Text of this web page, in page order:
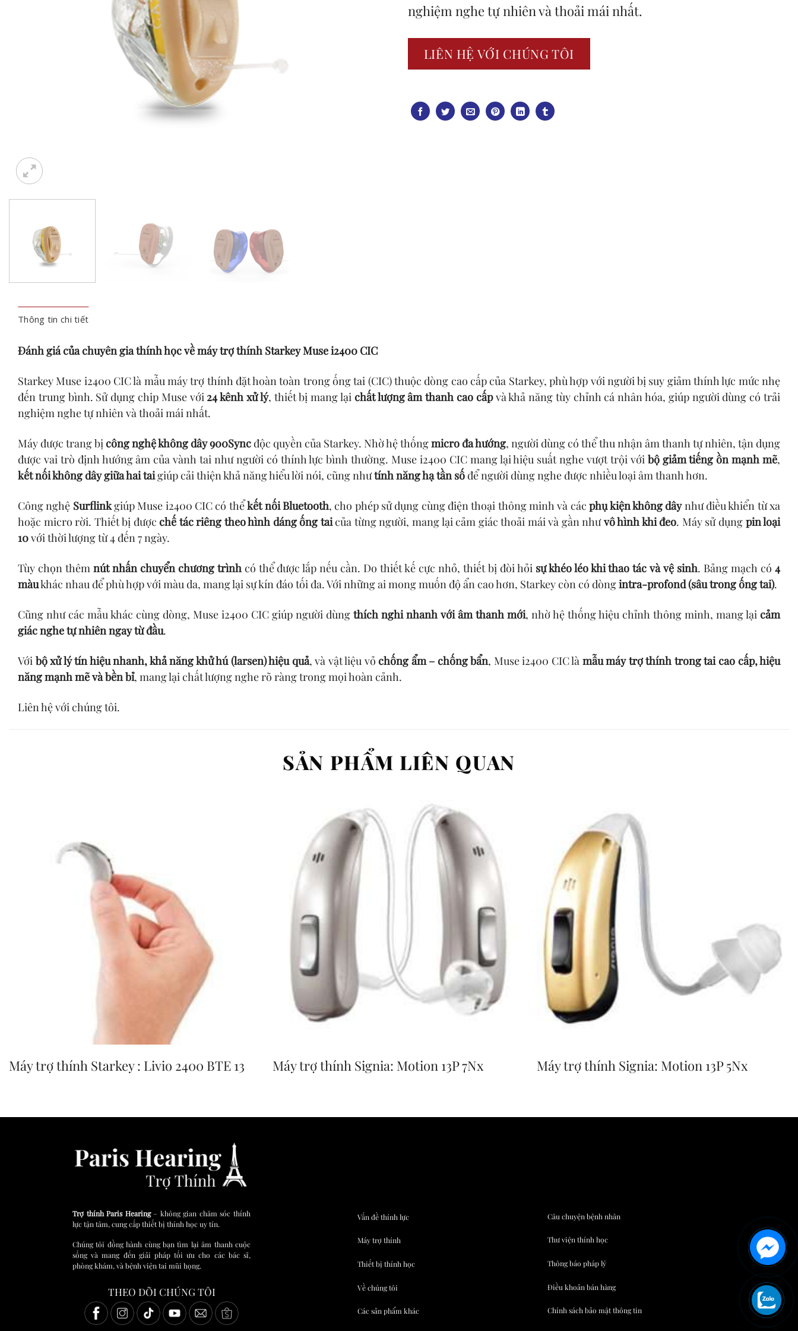
nghiệm nghe tự nhiên và thoải mái nhất.
LIÊN HỆ VỚI CHÚNG TÔI
Thông tin chi tiết
Đánh giá của chuyên gia thính học về máy trợ thính Starkey Muse i2400 CIC
Starkey Muse i2400 CIC là mẫu máy trợ thính đặt hoàn toàn trong ống tai (CIC) thuộc dòng cao cấp của Starkey, phù hợp với người bị suy giảm thính lực mức nhẹ
đến trung bình. Sử dụng chip Muse với 24 kênh xử lý, thiết bị mang lại chất lượng âm thanh cao cấpvà khả năng tùy chỉnh cá nhân hóa, giúp người dùng có trải
nghiệm nghe tự nhiên và thoải mái nhất.
Máy được trang bịcông nghệ không dây 900Syncđộc quyền của Starkey. Nhờ hệ thốngmicro đa hướng, người dùng có thể thu nhận âm thanh tự nhiên, tận dụng
được vai trò định hướng âm của vành tai như người có thính lực bình thường. Muse i2400 CIC mang lại hiệu suất nghe vượt trội với bộ giảm tiếng ồn mạnh mẽ,
kết nối không dây giữa hai taigiúp cải thiện khả năng hiểu lời nói, cũng nhưtính năng hạ tần sốđể người dùng nghe được nhiều loại âm thanh hơn.
Công nghệ Surflinkgiúp Muse i2400 CIC có thểkết nối Bluetooth, cho phép sử dụng cùng điện thoại thông minh và cácphụ kiện không dâynhư điều khiển từ xa
hoặc micro rời. Thiết bị đượcchế tác riêng theo hình dáng ống taicủa từng người, mang lại cảm giác thoải mái và gần nhưvô hình khi đeo. Máy sử dụng pin loại
10với thời lượng từ 4 đến 7 ngày.
Tùy chọn thêm nút nhấn chuyển chương trìnhcó thể được lắp nếu cần. Do thiết kế cực nhỏ, thiết bị đòi hỏi sự khéo léo khi thao tác và vệ sinh. Bảng mạch có4
màukhác nhau để phù hợp với màu da, mang lại sự kín đáo tối đa. Với những ai mong muốn độ ẩn cao hơn, Starkey còn có dòngintra-profond (sâu trong ống tai).
Cũng như các mẫu khác cùng dòng, Muse i2400 CIC giúp người dùng thích nghi nhanh với âm thanh mới, nhờ hệ thống hiệu chỉnh thông minh, mang lại cảm
giác nghe tự nhiên ngay từ đầu.
Với bộ xử lý tín hiệu nhanh, khả năng khử hú (larsen) hiệu quả, và vật liệu vỏchống ẩm – chống bẩn, Muse i2400 CIC là mẫu máy trợ thính trong tai cao cấp, hiệu
năng mạnh mẽ và bền bỉ, mang lại chất lượng nghe rõ ràng trong mọi hoàn cảnh.
Liên hệ với chúng tôi.
SẢN PHẨM LIÊN QUAN
Máy trợ thính Starkey : Livio 2400 BTE 13 Máy trợ thính Signia: Motion 13P 7Nx Máy trợ thính Signia: Motion 13P 5Nx
Trợ thính Paris Hearing– không gian chăm sóc thính
lực tận tâm, cung cấp thiết bị thính học uy tín.
Chúng tôi đồng hành cùng bạn tìm lại âm thanh cuộc
sống và mang đến giải pháp tối ưu cho các bác sĩ,
phòng khám, và bệnh viện tai mũi họng.
THEO DÕI CHÚNG TÔI
Vấn đề thính lực
Máy trợ thính
Thiết bị thính học
Về chúng tôi
Các sản phẩm khác
Câu chuyện bệnh nhân
Thư viện thính học
Thông báo pháp lý
Điều khoản bán hàng
Chính sách bảo mật thông tin